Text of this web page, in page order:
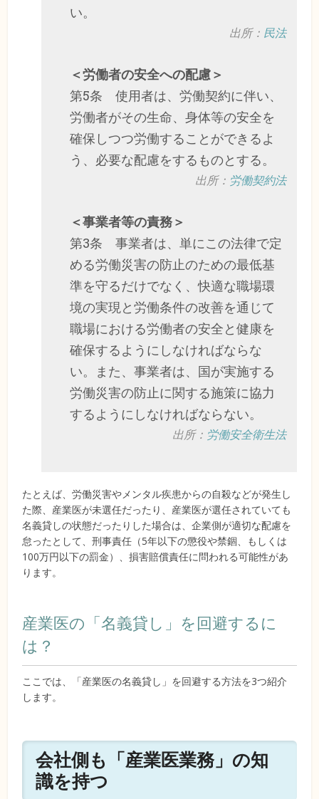
い。
出所： 民法
＜労働者の安全への配慮＞
第5条 使用者は、労働契約に伴い、
労働者がその生命、身体等の安全を
確保しつつ労働することができるよ
う、必要な配慮をするものとする。
出所： 労働契約法
＜事業者等の責務＞
第3条 事業者は、単にこの法律で定
める労働災害の防止のための最低基
準を守るだけでなく、快適な職場環
境の実現と労働条件の改善を通じて
職場における労働者の安全と健康を
確保するようにしなければならな
い。また、事業者は、国が実施する
労働災害の防止に関する施策に協力
するようにしなければならない。
出所： 労働安全衛生法
たとえば、労働災害やメンタル疾患からの自殺などが発生し
た際、産業医が未選任だったり、産業医が選任されていても
名義貸しの状態だったりした場合は、企業側が適切な配慮を
怠ったとして、刑事責任（5年以下の懲役や禁錮、もしくは
100万円以下の罰金）、損害賠償責任に問われる可能性があ
ります。
産業医の「名義貸し」を回避するに
は？
ここでは、「産業医の名義貸し」を回避する方法を3つ紹介
します。
会社側も「産業医業務」の知
識を持つ